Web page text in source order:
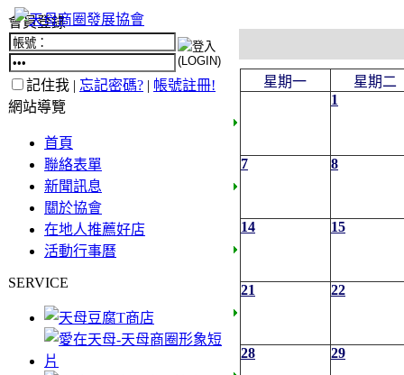
會員登錄
記住我 | 忘記密碼? | 帳號註冊!
網站導覽
首頁
聯絡表單
新聞訊息
關於協會
在地人推薦好店
活動行事曆
SERVICE
星期一
星期二
1
7 8
14 15
21 22
28 29